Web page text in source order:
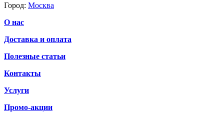
Город: Москва
О нас
Доставка и оплата
Полезные статьи
Контакты
Услуги
Промо-акции